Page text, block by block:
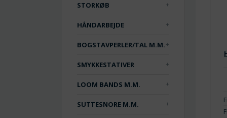
STORKØB
HÅNDARBEJDE
BOGSTAVPERLER/TAL M.M.
SMYKKESTATIVER
LOOM BANDS M.M.
SUTTESNORE M.M.